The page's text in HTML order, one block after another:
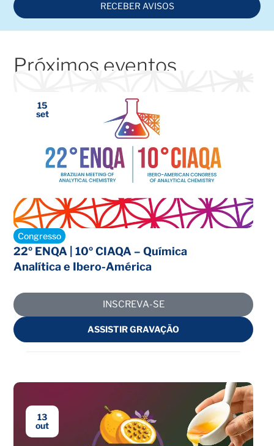
RECEBER AVISOS
Próximos eventos
15
set
Congresso
22º ENQA | 10º CIAQA – Química
Analítica e Ibero-América
INSCREVA-SE
ASSISTIR GRAVAÇÃO
13
out